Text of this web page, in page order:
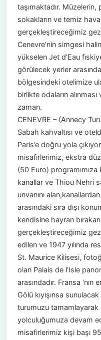
taşımaktadır. Müzelerin,
sokakların ve temiz
gerçekleştireceğimiz
Cenevre’nin simgesi
yükselen Jet d’Eau
görülecek yerler
bölgesindeki otelimize
birlikte odaların
zaman.
CENEVRE – (Annecy
Sabah kahvaltısı ve
Paris’e doğru yola
misafirlerimiz, ekstra
(50 Euro) programımıza
kanallar ve Thiou Nehri
unvanını
arasındaki sıra dışı
kendisine hayran
gerçekleştireceğimiz
edilen ve 1947 yılında
St. Maurice Kilisesi,
olan Palais de l’Isle
arasındadır. Fransa
Gölü kıyışınsa
turumuzu tamamlayarak
yolculuğumuza devam
misafirlerimiz kişi başı